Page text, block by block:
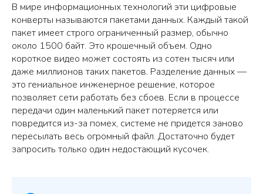
В мире информационных технологий эти цифровые
конверты называются пакетами данных. Каждый такой
пакет имеет строго ограниченный размер, обычно
около 1500 байт. Это крошечный объем. Одно
короткое видео может состоять из сотен тысяч или
даже миллионов таких пакетов. Разделение данных —
это гениальное инженерное решение, которое
позволяет сети работать без сбоев. Если в процессе
передачи один маленький пакет потеряется или
повредится из-за помех, системе не придется заново
пересылать весь огромный файл. Достаточно будет
запросить только один недостающий кусочек.